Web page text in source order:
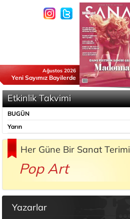
Ağustos 2026
Yeni Sayımız Bayilerde
Etkinlik Takvimi
BUGÜN
Yarın
Her Güne Bir Sanat Terimi
Pop Art
Yazarlar